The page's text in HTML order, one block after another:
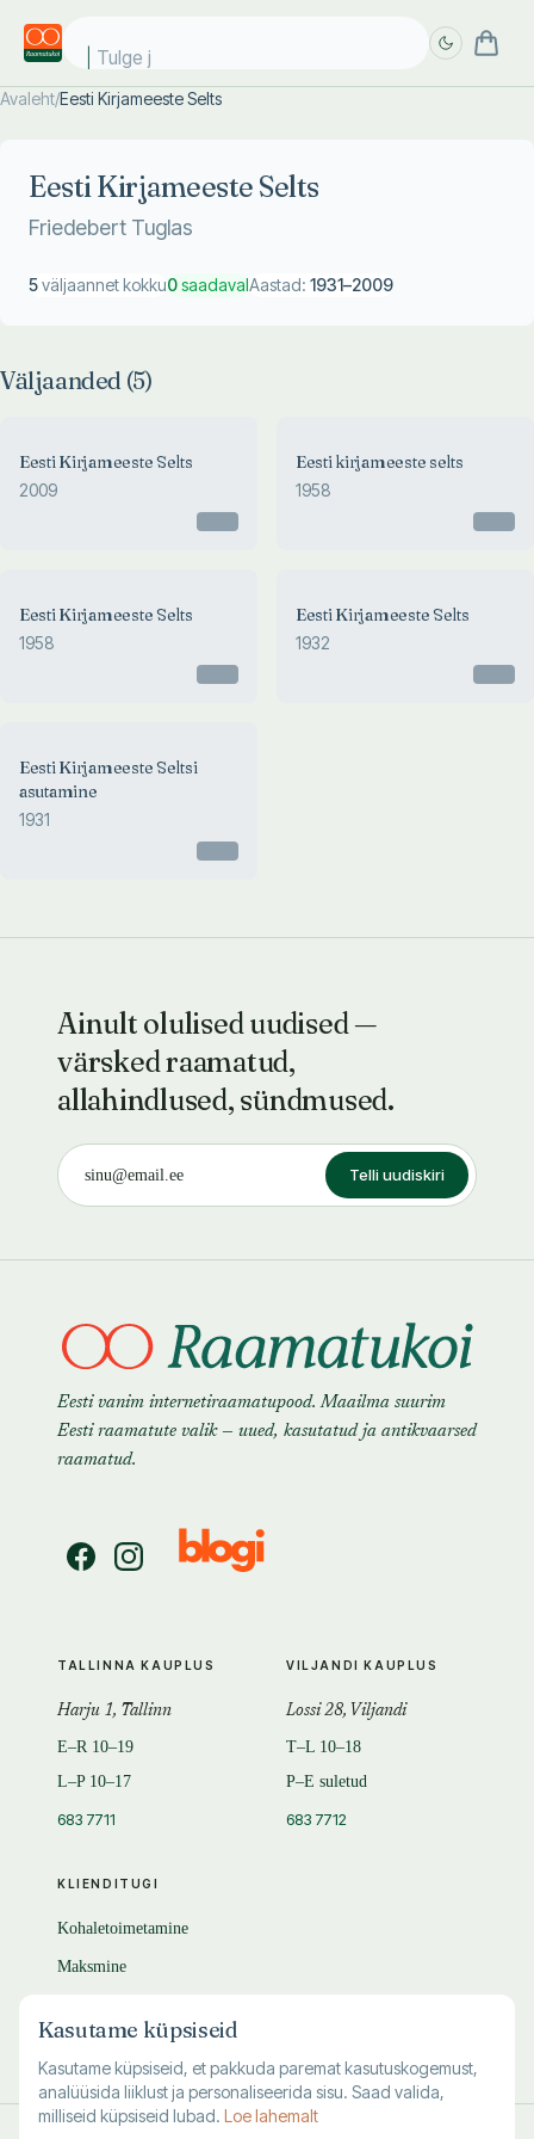
Tulge jub
Avaleht/Eesti Kirjameeste Selts
Eesti Kirjameeste Selts
Friedebert Tuglas
5väljaannet kokku0saadavalAastad: 1931–2009
Väljaanded (5)
Eesti Kirjameeste Selts
2009
Eesti kirjameeste selts
1958
Eesti Kirjameeste Selts
1958
Eesti Kirjameeste Selts
1932
Eesti Kirjameeste Seltsi
asutamine
1931
Ainult olulised uudised —
värsked raamatud,
allahindlused, sündmused.
Telli uudiskiri
Eesti vanim internetiraamatupood. Maailma suurim
Eesti raamatute valik — uued, kasutatud ja antikvaarsed
raamatud.
KLIENDITUGI
Kohaletoimetamine
Maksmine
KKK
TALLINNA KAUPLUS
Harju 1, Tallinn
E–R 10–19
L–P 10–17
683 7711
VILJANDI KAUPLUS
Lossi 28, Viljandi
T–L 10–18
P–E suletud
683 7712
Kasutame küpsiseid
Kasutame küpsiseid, et pakkuda paremat kasutuskogemust,
analüüsida liiklust ja personaliseerida sisu. Saad valida,
milliseid küpsiseid lubad. Loe lahemalt